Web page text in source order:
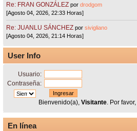
Re: FRAN GONZÁLEZ pordrodgom
[Agosto 04, 2026, 22:33 Horas]
Re: JUANLU SÁNCHEZ porsivigliano
[Agosto 04, 2026, 21:14 Horas]
User Info
Usuario:
Contraseña:
Bienvenido(a), Visitante. Por favor,
En línea